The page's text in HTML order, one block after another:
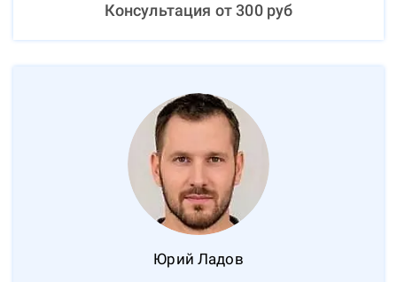
Консультация от300руб
Юрий Ладов